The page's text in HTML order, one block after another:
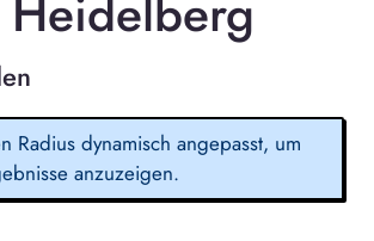
Heidelberg
Radius dynamisch angepasst, um
anzuzeigen.